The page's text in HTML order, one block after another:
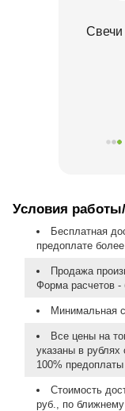
Свечи
Условия
Бесплатная
предоплате
Продажа
Форма расчетов -
Минимальная
Все цены на
указаны в
100%
Стоимость
руб., по